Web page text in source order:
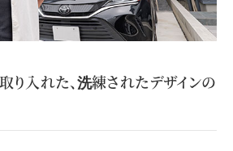
り入れた、洗練されたデザインの